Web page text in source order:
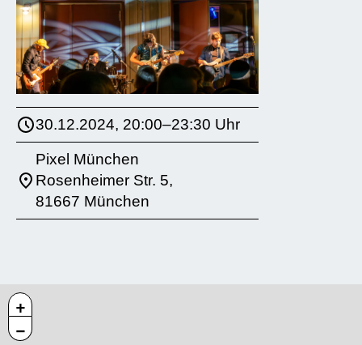
30.12.2024, 20:00–23:30 Uhr
Pixel München
Rosenheimer Str. 5,
81667 München
+
−